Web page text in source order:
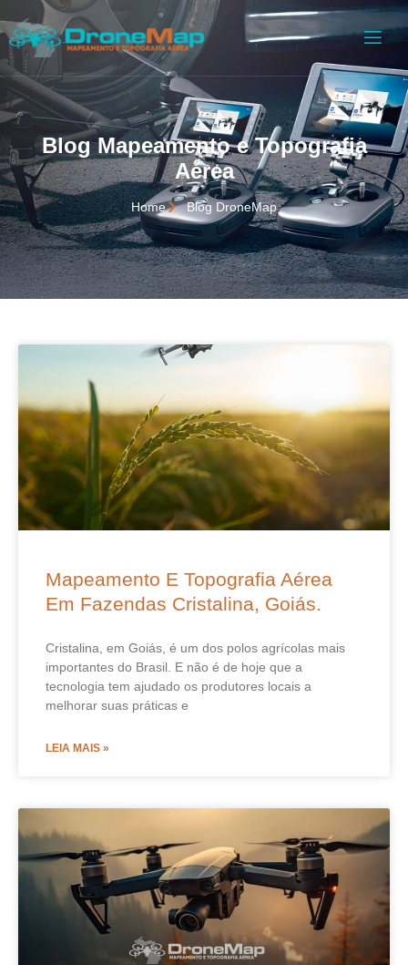
Blog Mapeamento e Topografia
Aérea
Home Blog DroneMap
Mapeamento E Topografia Aérea
Em Fazendas Cristalina, Goiás.
Cristalina, em Goiás, é um dos polos agrícolas mais
importantes do Brasil. E não é de hoje que a
tecnologia tem ajudado os produtores locais a
melhorar suas práticas e
LEIA MAIS »